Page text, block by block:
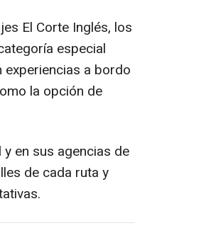
El Corte Inglés, los
especial
a bordo
la opción de
en sus agencias de
de cada ruta y